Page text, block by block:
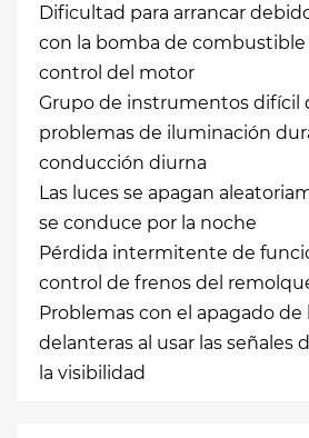
Dificultad para arrancar
con la bomba de combustible
control del motor
Grupo de instrumentos difícil
problemas de iluminación
conducción diurna
Las luces se apagan
se conduce por la noche
Pérdida intermitente de
control de frenos del
Problemas con el apagado de
delanteras al usar las señales
la visibilidad